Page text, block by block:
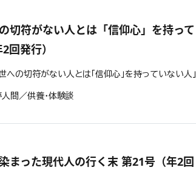
切符がない人とは「信仰心」を持って
回発行）
の切符がない人とは「信仰心」を持っていない人」
間／供養・体験談
まった現代人の行く末 第21号（年2回